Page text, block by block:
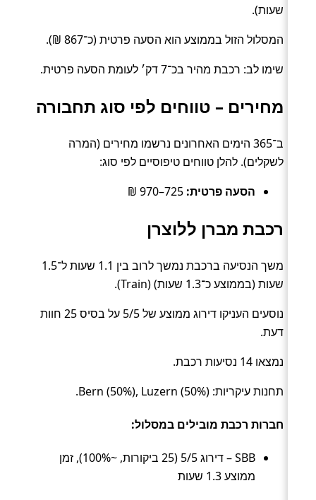
שעות).
המסלול הזול בממוצע הוא הסעה פרטית (כ־867 ₪).
שימו לב: רכבת מהיר בכ־7 דק׳ לעומת הסעה פרטית.
מחירים – טווחים לפי סוג תחבורה
ב־365 הימים האחרונים נרשמו מחירים (המרה
לשקלים). להלן טווחים טיפוסיים לפי סוג:
הסעה פרטית:
רכבת מברן ללוצרן
משך הנסיעה ברכבת נמשך לרוב בין 1.1 שעות ל־1.5
שעות (בממוצע כ־1.3 שעות) (Train).
נוסעים העניקו דירוג ממוצע של 5/5 על בסיס 25 חוות
דעת.
נמצאו 14 נסיעות רכבת.
תחנות עיקריות: Bern (50%), Luzern (50%).
חברות רכבת מובילים במסלול:
SBB – דירוג 5/5 (25 ביקורות, ~100%), זמן
ממוצע 1.3 שעות